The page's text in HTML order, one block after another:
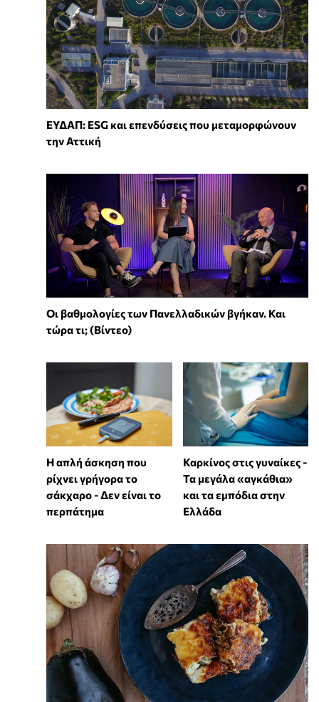
ΕΥΔΑΠ: ESG και επενδύσεις που μεταμορφώνουν
την Αττική
Οι βαθμολογίες των Πανελλαδικών βγήκαν. Και
τώρα τι; (Βίντεο)
Η απλή άσκηση που
ρίχνει γρήγορα το
σάκχαρο - Δεν είναι το
περπάτημα
Καρκίνος στις γυναίκες -
Τα μεγάλα «αγκάθια»
και τα εμπόδια στην
Ελλάδα